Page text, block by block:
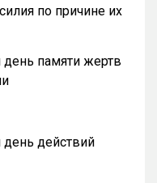
по причине их
памяти жертв
действий